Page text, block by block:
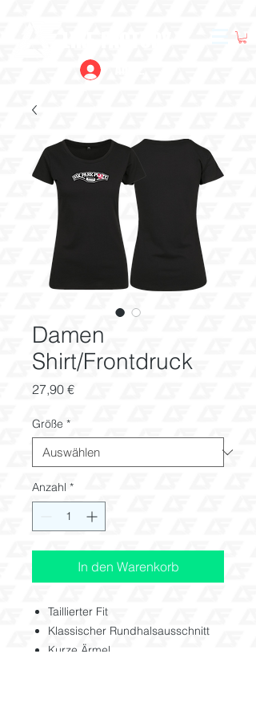
Damen
Shirt/Frontdruck
27,90 €Preis
Größe *
Anzahl *
In den Warenkorb
Taillierter Fit
Klassischer Rundhalsausschnitt
Kurze Ärmel